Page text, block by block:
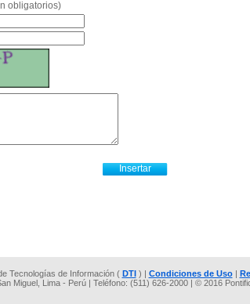
obligatorios)
Tecnologías de Información ( DTI) | Condiciones de Uso|
Miguel, Lima - Perú | Teléfono: (511) 626-2000 | © 2016